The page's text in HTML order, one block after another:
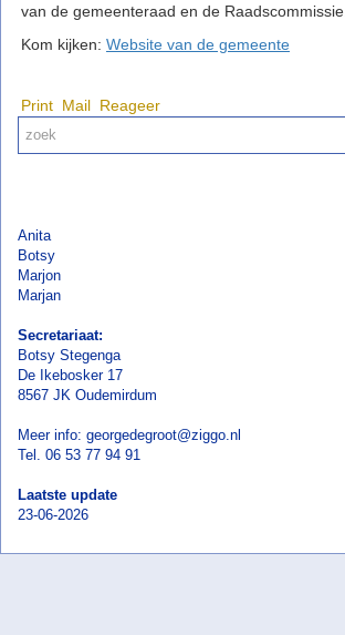
van de gemeenteraad en de Raadscommissie.
Kom kijken: Website van de gemeente
Print Mail Reageer
Anita
Botsy
Marjon
Marjan
Secretariaat:
Botsy Stegenga
De Ikebosker 17
8567 JK Oudemirdum
Meer info: georgedegroot@ziggo.nl
Tel. 06 53 77 94 91
Laatste update
23-06-2026